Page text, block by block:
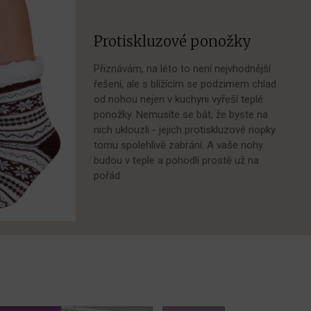
Protiskluzové ponožky
Přiznávám, na léto to není nejvhodnější
řešení, ale s blížícím se podzimem chlad
od nohou nejen v kuchyni vyřeší teplé
ponožky. Nemusíte se bát, že byste na
nich uklouzli - jejich protiskluzové nopky
tomu spolehlivě zabrání. A vaše nohy
budou v teple a pohodlí prostě už na
pořád.